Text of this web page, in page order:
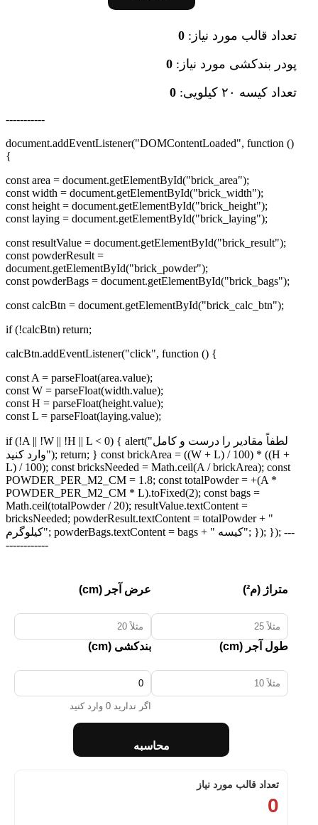
تعداد قالب مورد نیاز: 0
پودر بندکشی مورد نیاز: 0
تعداد کیسه ۲۰ کیلویی:
0
-----------
document.addEventListener("DOMContentLoaded", function ()
{
const area = document.getElementById("brick_area");
const width = document.getElementById("brick_width");
const height = document.getElementById("brick_height");
const laying = document.getElementById("brick_laying");
const resultValue = document.getElementById("brick_result");
const powderResult =
document.getElementById("brick_powder");
const powderBags = document.getElementById("brick_bags");
const calcBtn = document.getElementById("brick_calc_btn");
if (!calcBtn) return;
calcBtn.addEventListener("click", function () {
const A = parseFloat(area.value);
const W = parseFloat(width.value);
const H = parseFloat(height.value);
const L = parseFloat(laying.value);
if (!A || !W || !H || L < 0) { alert("لطفاً مقادیر را درست و کامل
وارد کنید"); return; } const brickArea = ((W + L) / 100) * ((H +
L) / 100); const bricksNeeded = Math.ceil(A / brickArea); const
POWDER_PER_M2_CM = 1.8; const totalPowder = +(A *
POWDER_PER_M2_CM * L).toFixed(2); const bags =
Math.ceil(totalPowder / 20); resultValue.textContent =
bricksNeeded; powderResult.textContent = totalPowder + "
کیلوگرم"; powderBags.textContent = bags + " کیسه"; }); }); ---
------------
متراژ (م²) عرض آجر (cm)
طول آجر (cm) بندکشی (cm)
اگر ندارید 0 وارد کنید
محاسبه
تعداد قالب مورد نیاز
0